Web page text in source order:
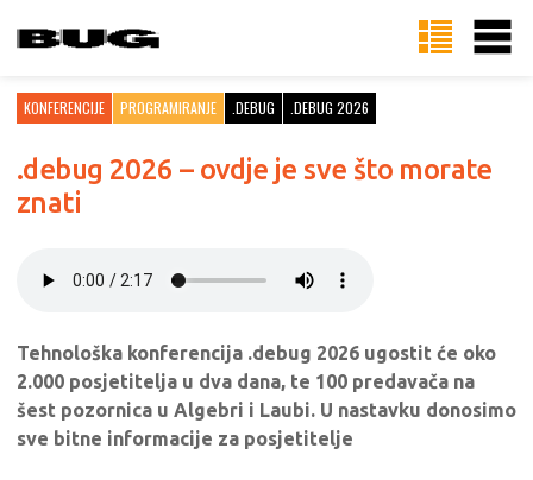
KONFERENCIJE PROGRAMIRANJE .DEBUG .DEBUG 2026
.debug 2026 – ovdje je sve što morate
znati
Tehnološka konferencija .debug 2026 ugostit će oko
2.000 posjetitelja u dva dana, te 100 predavača na
šest pozornica u Algebri i Laubi. U nastavku donosimo
sve bitne informacije za posjetitelje